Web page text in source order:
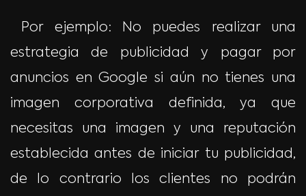
Por ejemplo: No puedes realizar una
estrategia de publicidad y pagar por
anuncios en Google si aún no tienes una
imagen corporativa definida, ya que
necesitas una imagen y una reputación
establecida antes de iniciar tu publicidad,
de lo contrario los clientes no podrán